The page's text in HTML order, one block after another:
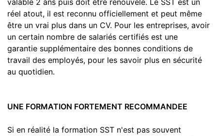
valable 2 ans puis doit être renouvelé. Le SST est un
réel atout, il est reconnu officiellement et peut même
être un vrai plus dans un CV. Pour les entreprises, avoir
un certain nombre de salariés certifiés est une
garantie supplémentaire des bonnes conditions de
travail des employés, pour les savoir plus en sécurité
au quotidien.
UNE FORMATION FORTEMENT RECOMMANDEE
Si en réalité la formation SST n'est pas souvent